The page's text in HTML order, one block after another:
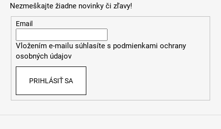
a
c
p
v
ý
Nezmeškajte žiadne novinky či zľavy!
Email
Vložením e-mailu súhlasíte s podmienkami ochrany
osobných údajov
PRIHLÁSIŤ SA